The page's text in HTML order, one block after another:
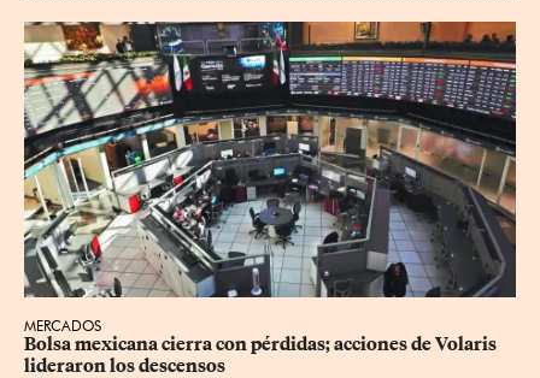
MERCADOS
Bolsa mexicana cierra con pérdidas; acciones de Volaris
lideraron los descensos